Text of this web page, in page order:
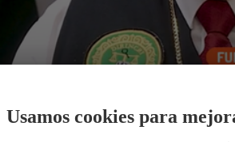
Usamos cookies para